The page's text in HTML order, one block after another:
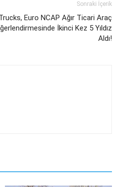
Sonraki İçerik
Euro NCAP Ağır Ticari Araç
İkinci Kez 5 Yıldız
Aldı!